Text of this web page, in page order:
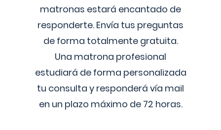
matronas estará encantado de
responderte. Envía tus preguntas
de forma totalmente gratuita.
Una matrona profesional
estudiará de forma personalizada
tu consulta y responderá vía mail
en un plazo máximo de 72 horas.